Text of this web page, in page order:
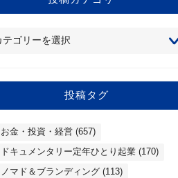
投稿タグ
お金・投資・経営(657)
ドキュメンタリー定年ひとり起業(170)
ノマド＆ブランディング(113)